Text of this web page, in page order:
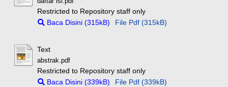
Restricted to Repository staff only
Baca Disini (315kB)
File Pdf (315kB)
Text
abstrak.pdf
Restricted to Repository staff only
Baca Disini (339kB)
File Pdf (339kB)